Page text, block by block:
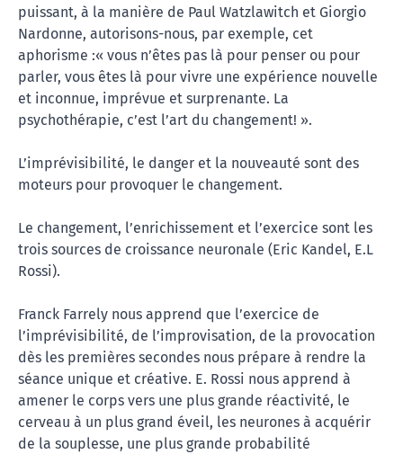
puissant, à la manière de Paul Watzlawitch et Giorgio
Nardonne, autorisons-nous, par exemple, cet
aphorisme :« vous n’êtes pas là pour penser ou pour
parler, vous êtes là pour vivre une expérience nouvelle
et inconnue, imprévue et surprenante. La
psychothérapie, c’est l’art du changement! ».
L’imprévisibilité, le danger et la nouveauté sont des
moteurs pour provoquer le changement.
Le changement, l’enrichissement et l’exercice sont les
trois sources de croissance neuronale (Eric Kandel, E.L
Rossi).
Franck Farrely nous apprend que l’exercice de
l’imprévisibilité, de l’improvisation, de la provocation
dès les premières secondes nous prépare à rendre la
séance unique et créative. E. Rossi nous apprend à
amener le corps vers une plus grande réactivité, le
cerveau à un plus grand éveil, les neurones à acquérir
de la souplesse, une plus grande probabilité